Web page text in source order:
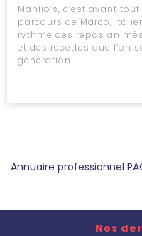
Manlio’s, c’est avant
parcours de Marco,
rythme des repas
et des recettes que l’on
génération.
Annuaire professionnel
Nos